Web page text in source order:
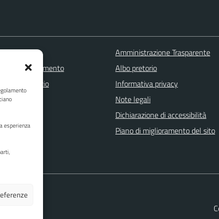
esperienza
appuntamento
disservizio
Amministrazione Trasparente
Albo pretorio
Informativa privacy
Note legali
Dichiarazione di accessibilità
Piano di miglioramento del sito